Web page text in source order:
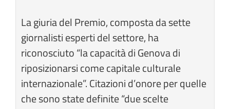
La giuria del Premio, composta da sette
giornalisti esperti del settore, ha
riconosciuto “la capacità di Genova di
riposizionarsi come capitale culturale
internazionale”. Citazioni d’onore per quelle
che sono state definite “due scelte